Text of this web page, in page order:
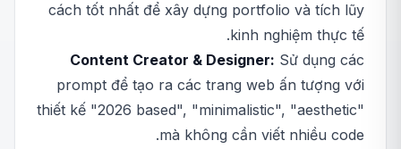
cách tốt nhất để xây dựng portfolio và tích lũy
kinh nghiệm thực tế.
Content Creator & Designer: Sử dụng các
prompt để tạo ra các trang web ấn tượng với
thiết kế "2026 based", "minimalistic", "aesthetic"
mà không cần viết nhiều code.